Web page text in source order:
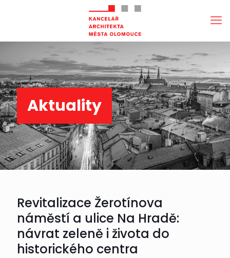
Aktuality
Revitalizace Žerotínova
náměstí a ulice Na Hradě:
návrat zeleně i života do
historického centra